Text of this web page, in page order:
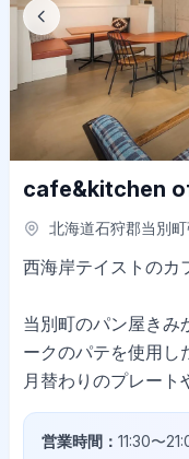
cafe&kitchen
北海道石狩郡当別
西海岸テイストのカ
当別町のパン屋きみ
ークのパテを使用し
月替わりのプレート
営業時間： 11:30〜